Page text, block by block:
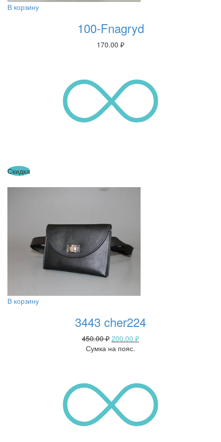
В корзину
100-Fnagryd
170.00 ₽
Скидка
В корзину
3443 cher224
450.00₽ 200.00 ₽
Сумка на пояс.